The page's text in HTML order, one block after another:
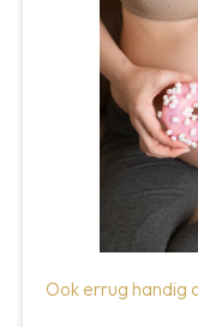
Ook errug handig